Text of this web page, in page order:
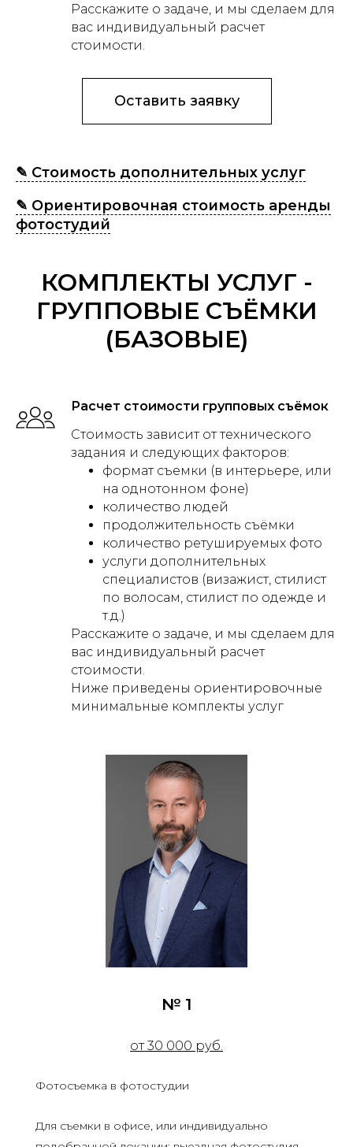
Расскажите о задаче, и мы сделаем для
вас индивидуальный расчет
стоимости.
Оставить заявку
✎ Стоимость дополнительных услуг
✎ Ориентировочная стоимость аренды
фотостудий
КОМПЛЕКТЫ УСЛУГ -
ГРУППОВЫЕ СЪЁМКИ
(БАЗОВЫЕ)
Расчет стоимости групповых съёмок
Стоимость зависит от технического
задания и следующих факторов:
формат съемки (в интерьере, или
на однотонном фоне)
количество людей
продолжительность съёмки
количество ретушируемых фото
услуги дополнительных
специалистов (визажист, стилист
по волосам, стилист по одежде и
т.д.)
Расскажите о задаче, и мы сделаем для
вас индивидуальный расчет
стоимости.
Ниже приведены ориентировочные
минимальные комплекты услуг
№ 1
от 30 000 руб.
Фотосъемка в фотостудии
Для съемки в офисе, или индивидуально